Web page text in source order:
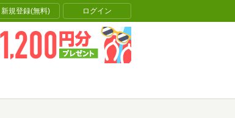
新規登録(無料) ログイン